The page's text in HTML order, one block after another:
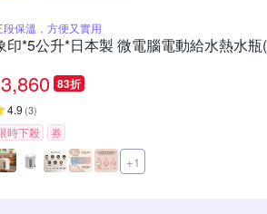
段保溫，方便又實用
印*5公升*日本製 微電腦電動給水熱水瓶
3,860 83折
4.9 (3)
時下殺 券
+1